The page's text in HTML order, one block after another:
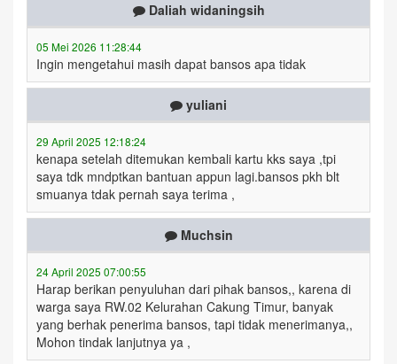
Daliah widaningsih
05 Mei 2026 11:28:44
Ingin mengetahui masih dapat bansos apa tidak
yuliani
29 April 2025 12:18:24
kenapa setelah ditemukan kembali kartu kks saya ,tpi
saya tdk mndptkan bantuan appun lagi.bansos pkh blt
smuanya tdak pernah saya terima ,
Muchsin
24 April 2025 07:00:55
Harap berikan penyuluhan dari pihak bansos,, karena di
warga saya RW.02 Kelurahan Cakung Timur, banyak
yang berhak penerima bansos, tapi tidak menerimanya,,
Mohon tindak lanjutnya ya ,